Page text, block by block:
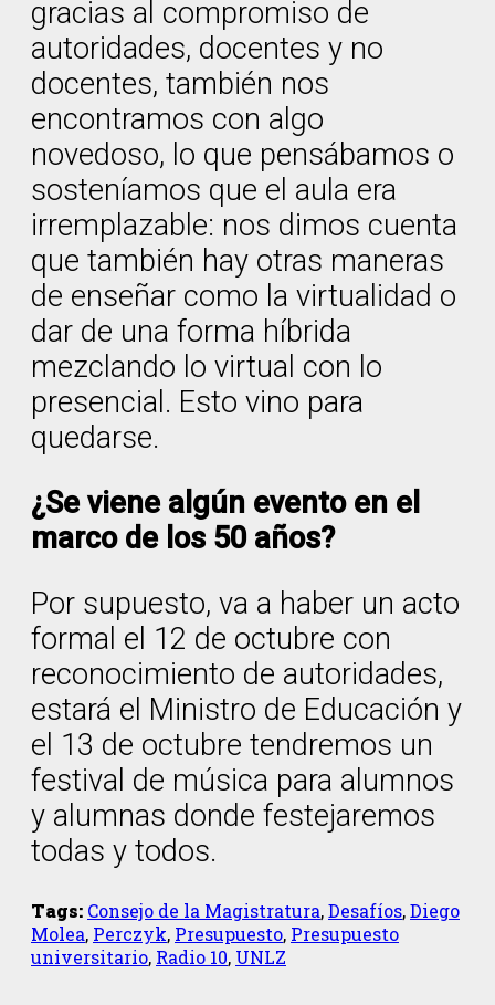
gracias al compromiso de
autoridades, docentes y no
docentes, también nos
encontramos con algo
novedoso, lo que pensábamos o
sosteníamos que el aula era
irremplazable: nos dimos cuenta
que también hay otras maneras
de enseñar como la virtualidad o
dar de una forma híbrida
mezclando lo virtual con lo
presencial. Esto vino para
quedarse.
¿Se viene algún evento en el
marco de los 50 años?
Por supuesto, va a haber un acto
formal el 12 de octubre con
reconocimiento de autoridades,
estará el Ministro de Educación y
el 13 de octubre tendremos un
festival de música para alumnos
y alumnas donde festejaremos
todas y todos.
Tags: Consejo de la Magistratura,Desafíos,Diego
Molea, Perczyk, Presupuesto, Presupuesto
universitario, Radio 10, UNLZ